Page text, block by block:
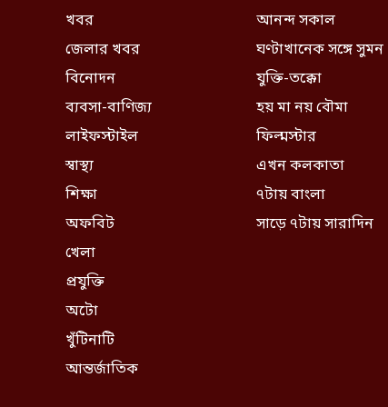
খবর
জেলার খবর
বিনোদন
ব্যবসা-বাণিজ্য
লাইফস্টাইল
স্বাস্থ্য
শিক্ষা
অফবিট
খেলা
প্রযুক্তি
অটো
খুঁটিনাটি
আন্তর্জাতিক
আনন্দ সকাল
ঘণ্টাখানেক সঙ্গে সুমন
যুক্তি-তক্কো
হয় মা নয় বৌমা
ফিল্মস্টার
এখন কলকাতা
৭টায় বাংলা
সাড়ে ৭টায় সারাদিন